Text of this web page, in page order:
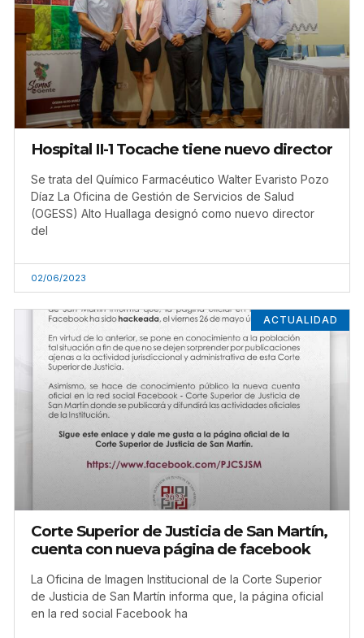
Hospital II-1 Tocache tiene nuevo director
Se trata del Químico Farmacéutico Walter Evaristo Pozo
Díaz La Oficina de Gestión de Servicios de Salud
(OGESS) Alto Huallaga designó como nuevo director
del
02/06/2023
ACTUALIDAD
Corte Superior de Justicia de San Martín,
cuenta con nueva página de facebook
La Oficina de Imagen Institucional de la Corte Superior
de Justicia de San Martín informa que, la página oficial
en la red social Facebook ha